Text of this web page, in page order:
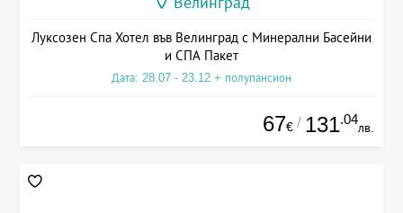
Луксозен Спа Хотел във Велинград с Минерални Басейни
и СПА Пакет
Дата: 28.07 - 23.12 + полупансион
67€ / 131.04
лв.